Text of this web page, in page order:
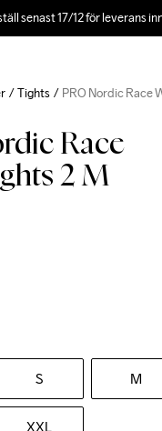
senast 17/12 för leverans
Race
2 M
S M
XXL
Tights PRO Nordic Race